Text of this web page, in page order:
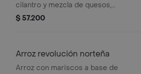
cilantro y mezcla de quesos,
acompañado de pollo a la parrilla en
$ 57.200
Arroz revolución norteña
Arroz con mariscos a base de